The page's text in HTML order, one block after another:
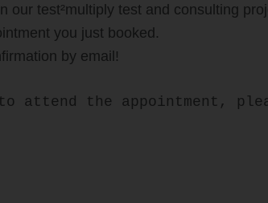
our test²multiply test and consulting
you just booked.
by email!
attend the appointment,